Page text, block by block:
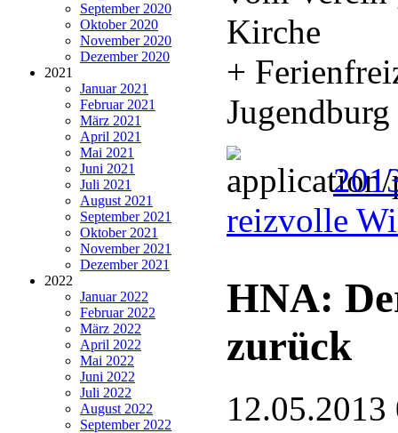
September 2020
Oktober 2020
November 2020
Dezember 2020
2021
Januar 2021
Februar 2021
März 2021
April 2021
Mai 2021
Juni 2021
Juli 2021
August 2021
September 2021
Oktober 2021
November 2021
Dezember 2021
2022
Januar 2022
Februar 2022
März 2022
April 2022
Mai 2022
Juni 2022
Juli 2022
August 2022
September 2022
Kirche
+
reizvolle
HNA:
zurück
12.05.2013